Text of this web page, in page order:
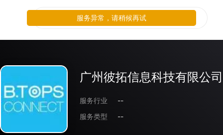
广州彼拓信息科技有限公司
服务行业
--
服务类型
--
服务异常，请稍候再试